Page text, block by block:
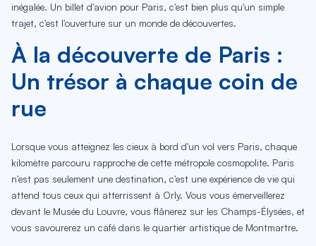
inégalée. Un billet d'avion pour Paris, c'est bien plus qu'un simple
trajet, c'est l'ouverture sur un monde de découvertes.
À la découverte de Paris :
Un trésor à chaque coin de
rue
Lorsque vous atteignez les cieux à bord d'un vol vers Paris, chaque
kilomètre parcouru rapproche de cette métropole cosmopolite. Paris
n'est pas seulement une destination, c'est une expérience de vie qui
attend tous ceux qui atterrissent à Orly. Vous vous émerveillerez
devant le Musée du Louvre, vous flânerez sur les Champs-Élysées, et
vous savourerez un café dans le quartier artistique de Montmartre.